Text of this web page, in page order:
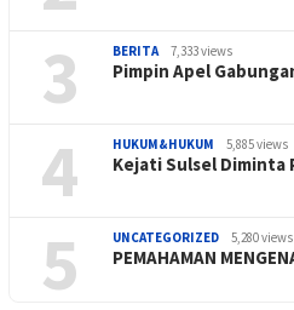
3 BERITA 7,333 views
Pimpin Apel
4 HUKUM&HUKUM 5,885 views
Kejati Sulsel Diminta
5 UNCATEGORIZED 5,280 views
PEMAHAMAN